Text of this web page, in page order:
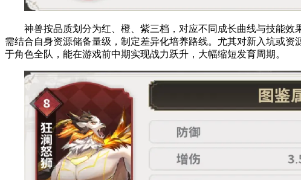
神兽按品质划分为红、橙、紫三档，对应不同成长曲线与技能效
需结合自身资源储备量级，制定差异化培养路线。尤其对新入坑或
于角色全队，能在游戏前中期实现战力跃升，大幅缩短发育周期。